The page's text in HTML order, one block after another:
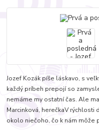
Jozef Kozák píše láskavo, s
každý príbeh prepojí so
nemáme my ostatní čas. Ale
Marcinková, herečkaV
okolo niečoho, čo k nám môže